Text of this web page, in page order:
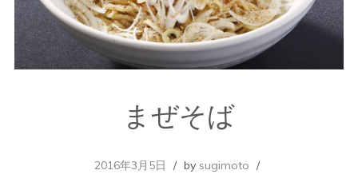
まぜそば
2016年3月5日 by sugimoto